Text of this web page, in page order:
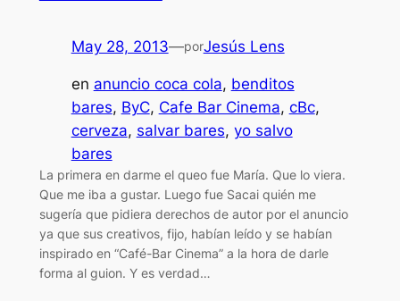
May 28, 2013—porJesús Lens
en anuncio coca cola, benditos
bares, ByC, Cafe Bar Cinema, cBc
cerveza, salvar bares, yo salvo
bares
La primera en darme el queo fue María. Que lo viera.
Que me iba a gustar. Luego fue Sacai quién me
sugería que pidiera derechos de autor por el anuncio
ya que sus creativos, fijo, habían leído y se habían
inspirado en “Café-Bar Cinema” a la hora de darle
forma al guion. Y es verdad…